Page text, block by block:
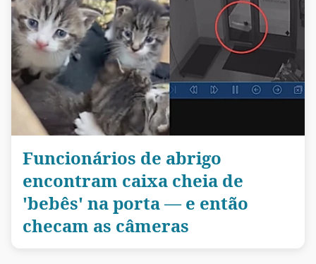
Funcionários de abrigo
encontram caixa cheia de
'bebês' na porta — e então
checam as câmeras